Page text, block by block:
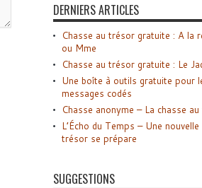
DERNIERS ARTICLES
Chasse au trésor gratuite : A la
ou Mme
Chasse au trésor gratuite : Le
Une boîte à outils gratuite pour
messages codés
Chasse anonyme – La chasse
L’Écho du Temps – Une
trésor se prépare
SUGGESTIONS